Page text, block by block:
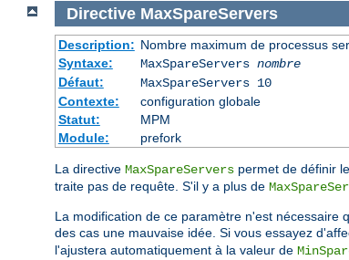
Directive MaxSpareServers
Description: Nombre maximum de processus
Syntaxe:
MaxSpareServers nombre
Défaut:
MaxSpareServers 10
Contexte:
configuration globale
Statut:
MPM
Module:
prefork
La directive MaxSpareServers permet de définir
traite pas de requête. S'il y a plus de
La modification de ce paramètre n'est nécessaire
des cas une mauvaise idée. Si vous essayez
l'ajustera automatiquement à la valeur de